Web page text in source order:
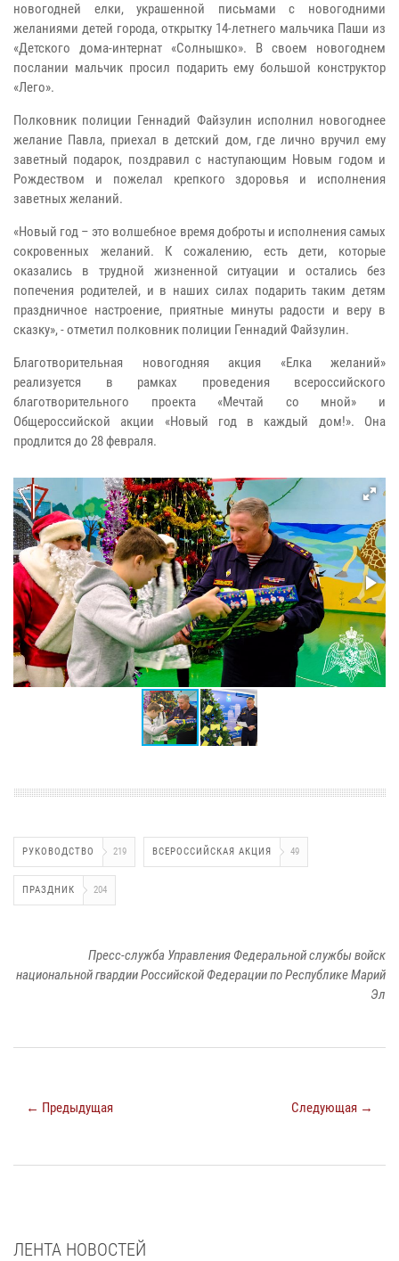
новогодней елки, украшенной письмами с новогодними
желаниями детей города, открытку 14-летнего мальчика Паши из
«Детского дома-интернат «Солнышко». В своем новогоднем
послании мальчик просил подарить ему большой конструктор
«Лего».
Полковник полиции Геннадий Файзулин исполнил новогоднее
желание Павла, приехал в детский дом, где лично вручил ему
заветный подарок, поздравил с наступающим Новым годом и
Рождеством и пожелал крепкого здоровья и исполнения
заветных желаний.
«Новый год – это волшебное время доброты и исполнения самых
сокровенных желаний. К сожалению, есть дети, которые
оказались в трудной жизненной ситуации и остались без
попечения родителей, и в наших силах подарить таким детям
праздничное настроение, приятные минуты радости и веру в
сказку», - отметил полковник полиции Геннадий Файзулин.
Благотворительная новогодняя акция «Елка желаний»
реализуется в рамках проведения всероссийского
благотворительного проекта «Мечтай со мной» и
Общероссийской акции «Новый год в каждый дом!». Она
продлится до 28 февраля.
РУКОВОДСТВО 219 ВСЕРОССИЙСКАЯ АКЦИЯ 49
ПРАЗДНИК 204
Пресс-служба Управления Федеральной службы войск
национальной гвардии Российской Федерации по Республике Марий
Эл
← Предыдущая Следующая →
ЛЕНТА НОВОСТЕЙ